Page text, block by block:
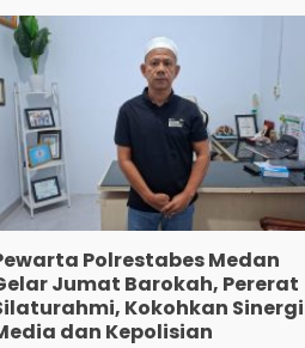
Polrestabes Medan
Jumat Barokah, Pererat
Kokohkan Sinergi
dan Kepolisian